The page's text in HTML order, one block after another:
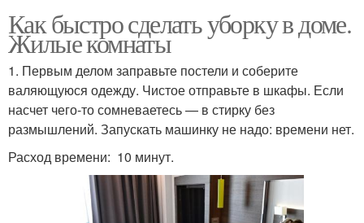
Как быстро сделать уборку в доме.
Жилые комнаты
1. Первым делом заправьте постели и соберите
валяющуюся одежду. Чистое отправьте в шкафы. Если
насчет чего-то сомневаетесь — в стирку без
размышлений. Запускать машинку не надо: времени нет.
Расход времени: 10 минут.